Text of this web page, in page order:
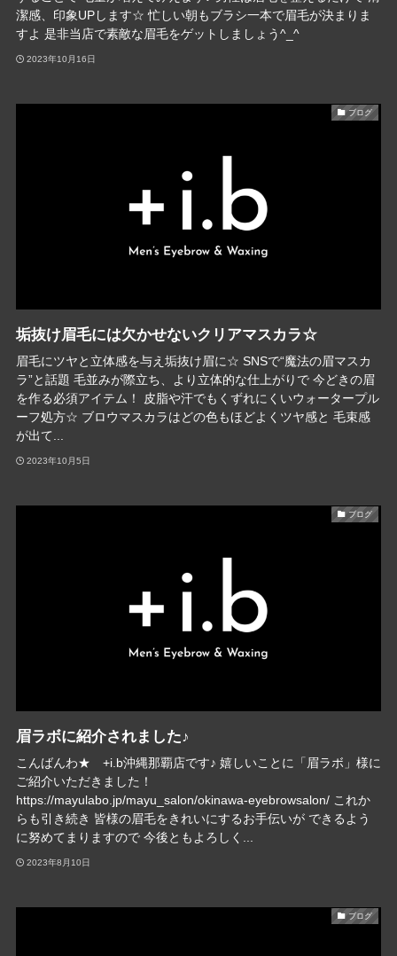
潔感、印象UPします☆ 忙しい朝もブラシ一本で眉毛が決まりま
すよ 是非当店で素敵な眉毛をゲットしましょう^_^
2023年10月16日
ブログ
垢抜け眉毛には欠かせないクリアマスカラ☆
眉毛にツヤと立体感を与え垢抜け眉に☆ SNSで“魔法の眉マスカ
ラ”と話題 毛並みが際立ち、より立体的な仕上がりで 今どきの眉
を作る必須アイテム！ 皮脂や汗でもくずれにくいウォータープル
ーフ処方☆ ブロウマスカラはどの色もほどよくツヤ感と 毛束感
が出て...
2023年10月5日
ブログ
眉ラボに紹介されました♪
こんばんわ★ +i.b沖縄那覇店です♪ 嬉しいことに「眉ラボ」様に
ご紹介いただきました！
https://mayulabo.jp/mayu_salon/okinawa-eyebrowsalon/ これか
らも引き続き 皆様の眉毛をきれいにするお手伝いが できるよう
に努めてまりますので 今後ともよろしく...
2023年8月10日
ブログ